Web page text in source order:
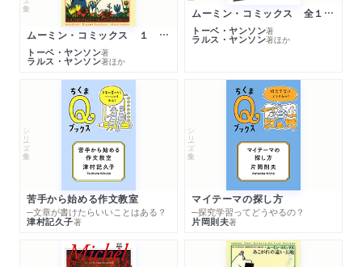
ムーミン・コミックス １ 黄金のしっぽ
トーベ・ヤンソン著
ラルス・ヤンソン著ほか
ムーミン・コミックス 全１４巻セット
トーベ・ヤンソン著
ラルス・ヤンソン著ほか
シリーズ・全集
苦手から始める作文教室
─文章が書けたらいいことはある？
津村記久子著
シリーズ・全集
マイテーマの探し方
─探究学習ってどうやるの？
片岡則夫著